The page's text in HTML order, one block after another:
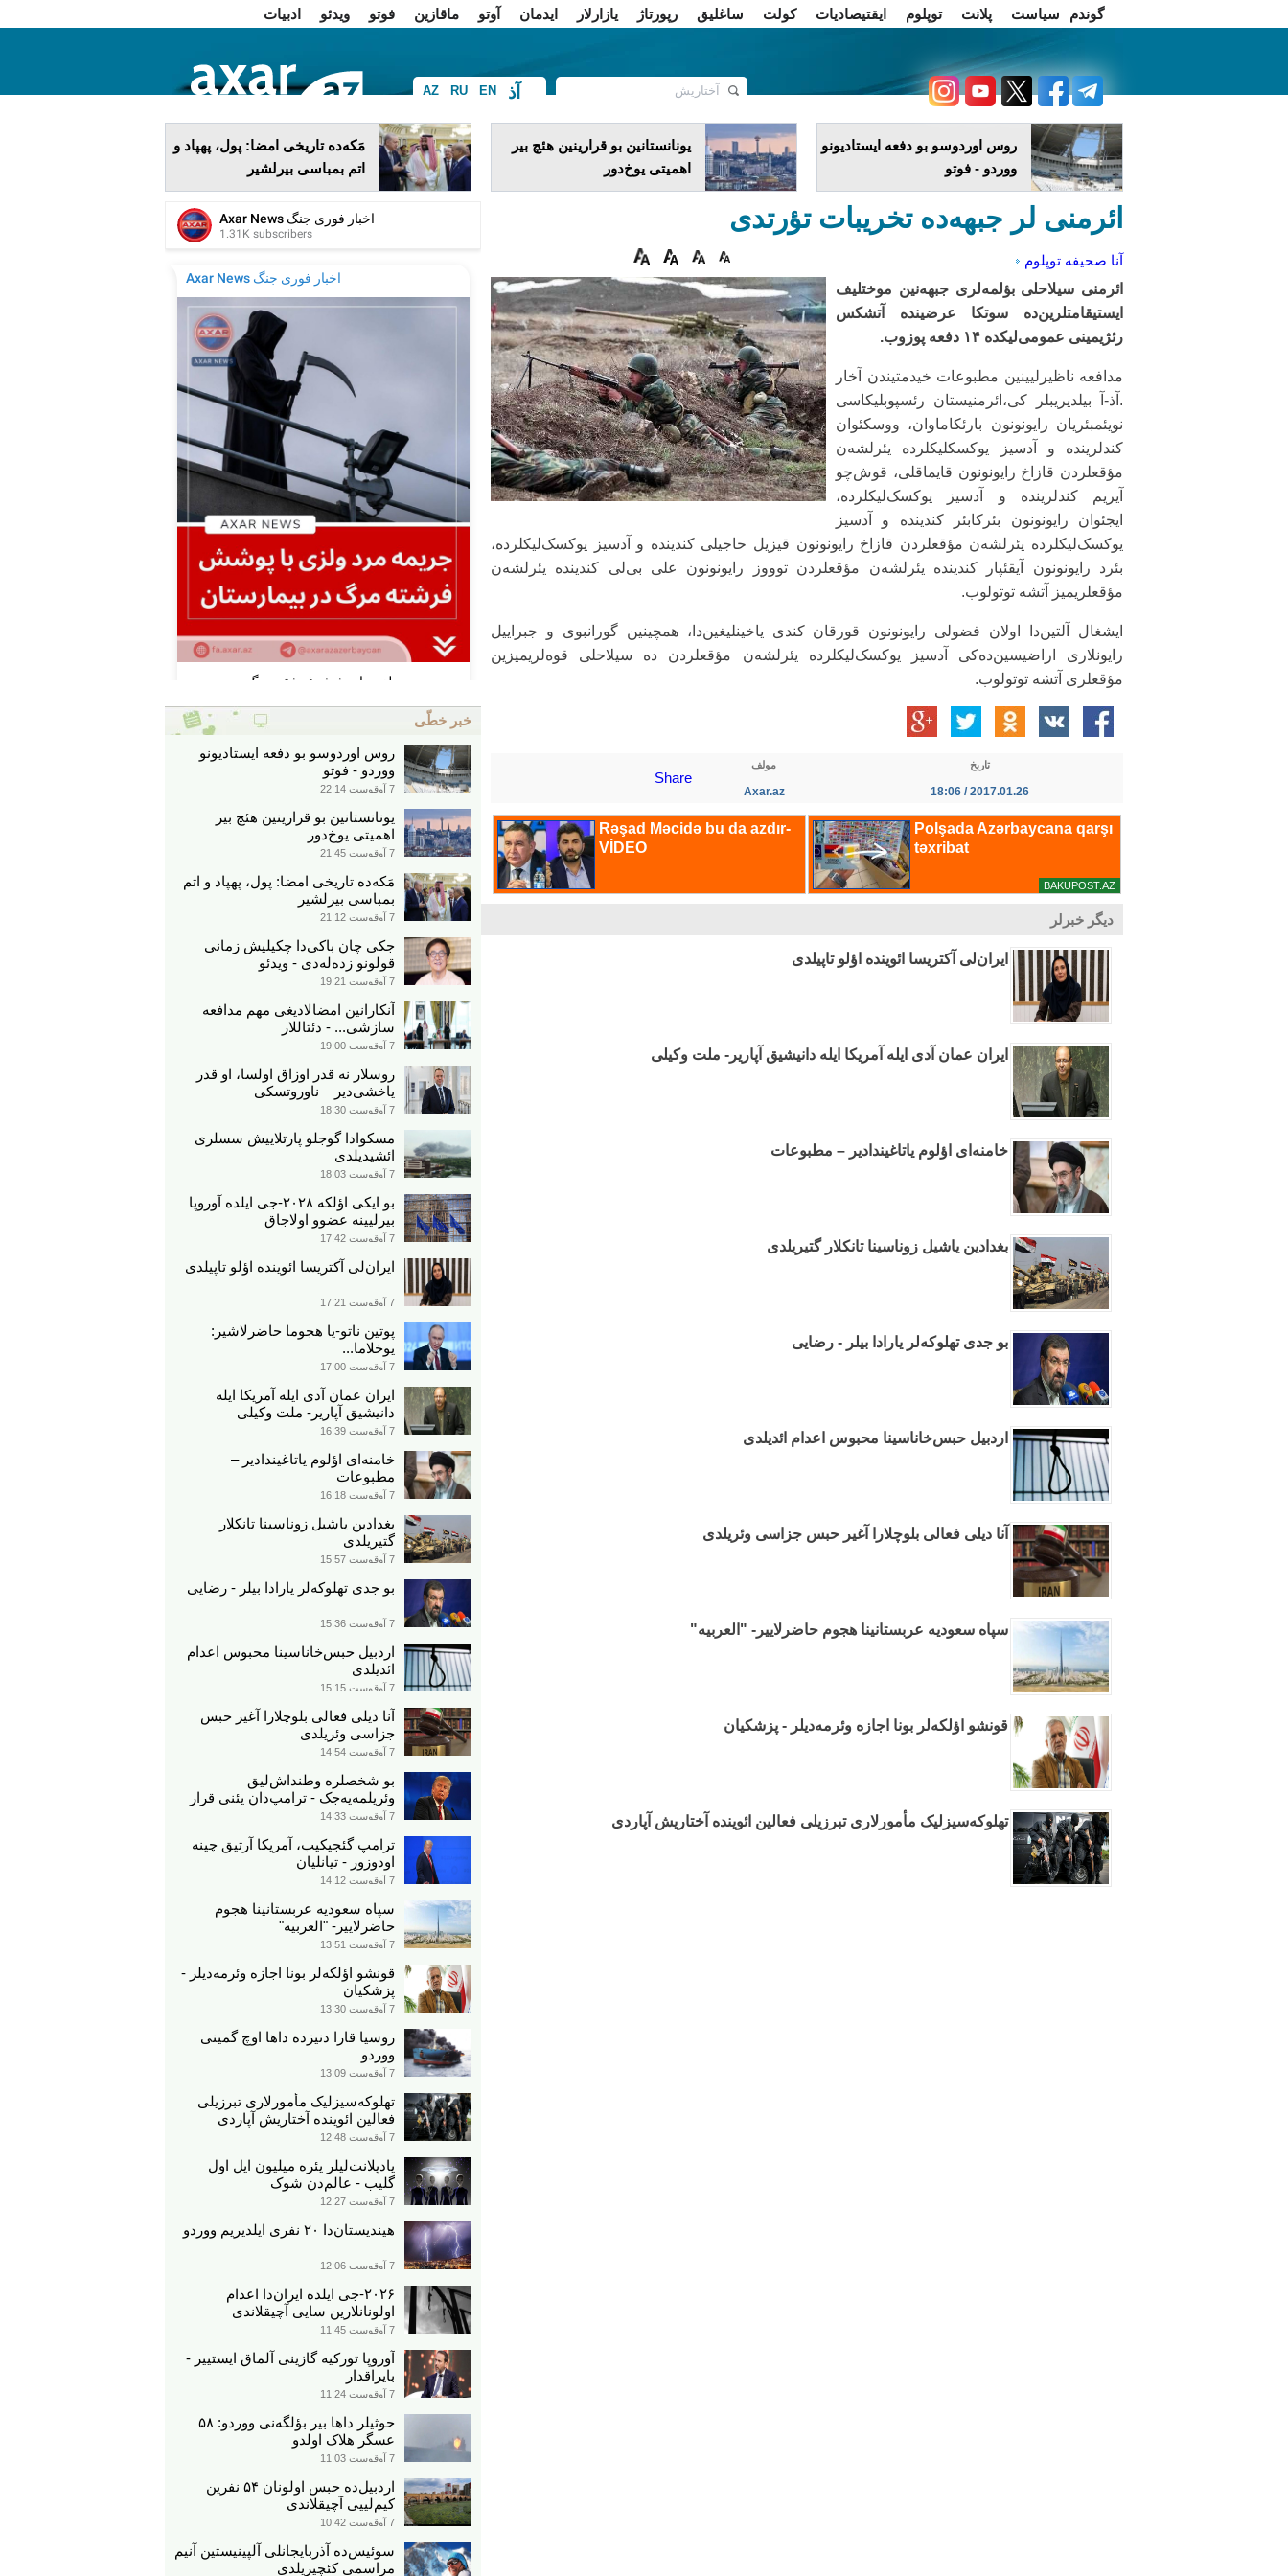
گوندم سیاست پلانت توپلوم ایقتیصادیات کولت ساغلیق رپورتاژ یازارلار ایدمان آوتو ماقازین فوتو ویدئو
ادبیات
AZ RU EN آذ
فا
روس اوردوسو بو دفعه ایستادیونو
ووردو - فوتو
یونانستانین بو قرارینین هئچ بیر
اهمیتی یوخ‌دور
مَکه‌ده تاریخی امضا: پول، پهپاد و
اتم بمباسی بیرلشیر
ائرمنی لر جبهه‌ده تخریبات تؤرتدی
آنا صحیفه توپلوم
ائرمنی سیلاحلی بؤلمه‌لری جبهه‌نین موختلیف
ایستیقامتلرین‌ده سوتکا عرضینده آتشکس
رئژیمینی عمومی‌لیکده ۱۴ دفعه پوزوب.
مدافعه ناظیرلیینین مطبوعات خیدمتیندن آخار
.آذ-آ بیلدیریبلر کی،ائرمنیستان رئسپوبلیکاسی
نویئمبئریان رایونونون بارئکاماوان، ووسکئوان
کندلرینده و آدسیز یوکسکلیکلرده یئرلشه‌ن
مؤقعلردن قازاخ رایونونون قایماقلی، قوش‌چو
آیریم کندلرینده و آدسیز یوکسک‌لیکلرده،
ایجئوان رایونونون بئرکابئر کندینده و آدسیز
یوکسک‌لیکلرده یئرلشه‌ن مؤقعلردن قازاخ رایونونون قیزیل حاجیلی کندینده و آدسیز یوکسک‌لیکلرده،
بئرد رایونونون آیقئپار کندینده یئرلشه‌ن مؤقعلردن توووز رایونونون علی بی‌لی کندینده یئرلشه‌ن
مؤقعلریمیز آتشه توتولوب.
ایشغال آلتین‌دا اولان فضولی رایونونون قورقان کندی یاخینلیغین‌دا، همچینین گورانبوی و جبراییل
رایونلاری اراضیسین‌ده‌کی آدسیز یوکسک‌لیکلرده یئرلشه‌ن مؤقعلردن ده سیلاحلی قوه‌لریمیزین
مؤقعلری آتشه توتولوب.
تاریخ
2017.01.26 / 18:06
مولف
Axar.az
Share
دیگر خبرلر
ایران‌لی آکتریسا ائوینده اؤلو تاپیلدی
ایران عمان آدی ایله آمریکا ایله دانیشیق آپاریر- ملت وکیلی
خامنه‌ای اؤلوم یاتاغیندادیر – مطبوعات
بغدادین یاشیل زوناسینا تانکلار گتیریلدی
بو جدی تهلوکه‌لر یارادا بیلر - رضایی
اردبیل حبس‌خاناسینا محبوس اعدام ائدیلدی
آنا دیلی فعالی بلوچلارا آغیر حبس جزاسی وئریلدی
سپاه سعودیه عربستانینا هجوم حاضرلاییر- "العربیه"
قونشو اؤلکه‌لر بونا اجازه وئرمه‌دیلر - پزشکیان
تهلوکه‌سیزلیک مأمورلاری تبرزیلی فعالین ائوینده آختاریش آپاردی
خبر خطّی
روس اوردوسو بو دفعه ایستادیونو
ووردو - فوتو
7 آوقوست 22:14
یونانستانین بو قرارینین هئچ بیر
اهمیتی یوخ‌دور
7 آوقوست 21:45
مَکه‌ده تاریخی امضا: پول، پهپاد و اتم
بمباسی بیرلشیر
7 آوقوست 21:12
جکی چان باکی‌دا چکیلیش زمانی
قولونو زده‌له‌دی - ویدئو
7 آوقوست 19:21
آنکارانین امضالادیغی مهم مدافعه
سازشی... - دئتاللار
7 آوقوست 19:00
روسلار نه قدر اوزاق اولسا، او قدر
یاخشی‌دیر – ناوروتسکی
7 آوقوست 18:30
مسکوادا گوجلو پارتلاییش سسلری
ائشیدیلدی
7 آوقوست 18:03
بو ایکی اؤلکه ۲۰۲۸-جی ایلده آوروپا
بیرلیینه عضوو اولاجاق
7 آوقوست 17:42
ایران‌لی آکتریسا ائوینده اؤلو تاپیلدی
7 آوقوست 17:21
پوتین ناتو-یا هجوما حاضرلاشیر:
یوخلاما...
7 آوقوست 17:00
ایران عمان آدی ایله آمریکا ایله
دانیشیق آپاریر- ملت وکیلی
7 آوقوست 16:39
خامنه‌ای اؤلوم یاتاغیندادیر –
مطبوعات
7 آوقوست 16:18
بغدادین یاشیل زوناسینا تانکلار
گتیریلدی
7 آوقوست 15:57
بو جدی تهلوکه‌لر یارادا بیلر - رضایی
7 آوقوست 15:36
اردبیل حبس‌خاناسینا محبوس اعدام
ائدیلدی
7 آوقوست 15:15
آنا دیلی فعالی بلوچلارا آغیر حبس
جزاسی وئریلدی
7 آوقوست 14:54
بو شخصلره وطنداش‌لیق
وئریلمه‌یه‌جک - ترامپ‌دان یئنی قرار
7 آوقوست 14:33
ترامپ گئجیکیب، آمریکا آرتیق چینه
اودوزور - تیانلیان
7 آوقوست 14:12
سپاه سعودیه عربستانینا هجوم
حاضرلاییر- "العربیه"
7 آوقوست 13:51
قونشو اؤلکه‌لر بونا اجازه وئرمه‌دیلر -
پزشکیان
7 آوقوست 13:30
روسیا قارا دنیزده داها اوچ گمینی
ووردو
7 آوقوست 13:09
تهلوکه‌سیزلیک مأمورلاری تبرزیلی
فعالین ائوینده آختاریش آپاردی
7 آوقوست 12:48
یادپلانت‌لیلر یئره میلیون ایل اول
گلیب - عالم‌دن شوک
7 آوقوست 12:27
هیندیستان‌دا ۲۰ نفری ایلدیریم ووردو
7 آوقوست 12:06
۲۰۲۶-جی ایلده ایران‌دا اعدام
اولونانلارین سایی آچیقلاندی
7 آوقوست 11:45
آوروپا تورکیه گازینی آلماق ایستییر -
بایراقدار
7 آوقوست 11:24
حوثیلر داها بیر بؤلگه‌نی ووردو: ۵۸
عسگر هلاک اولدو
7 آوقوست 11:03
اردبیل‌ده حبس اولونان ۵۴ نفرین
کیم‌لییی آچیقلاندی
7 آوقوست 10:42
سوئیس‌ده آذربایجانلی آلپینیستین آنیم
مراسمی کئچیریلدی